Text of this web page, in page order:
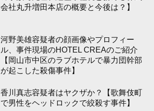
会社丸升増田本店の概要と今後は？】
河野美雄容疑者の顔画像やプロフィー
ル、事件現場のHOTEL CREAのご紹介
【岡山市中区のラブホテルで暴力団幹部
が起こした殺傷事件】
香川真志容疑者はヤクザか？【歌舞伎町
で男性をヘッドロックで絞殺す事件】